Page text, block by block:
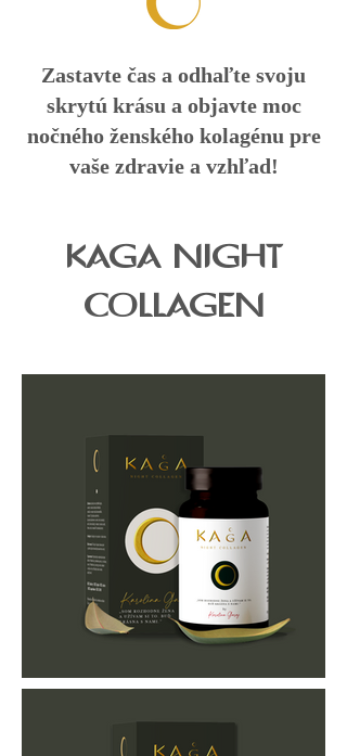
Zastavte čas a odhaľte svoju
skrytú krásu a objavte moc
nočného ženského kolagénu pre
vaše zdravie a vzhľad!
KAGA NIGHT
COLLAGEN